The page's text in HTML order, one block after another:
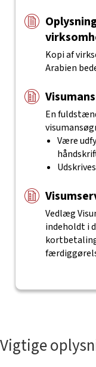
Kopi af
Arabien
En
Være
Vedlæg
indeholdt i
Vigtige